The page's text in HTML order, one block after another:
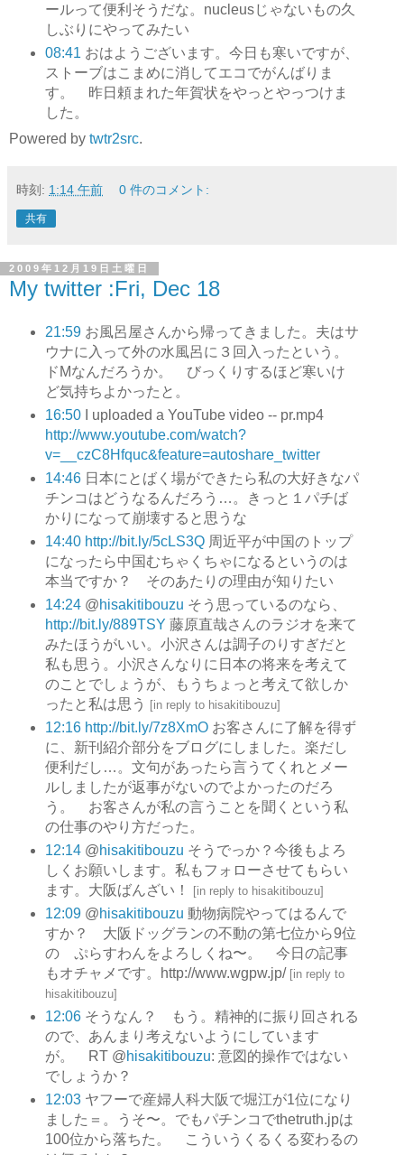
ールって便利そうだな。nucleusじゃないもの久
しぶりにやってみたい
08:41 おはようございます。今日も寒いですが、
ストーブはこまめに消してエコでがんばりま
す。 昨日頼まれた年賀状をやっとやっつけま
した。
Powered by twtr2src.
時刻: 1:14 午前 0 件のコメント:
共有
2009年12月19日土曜日
My twitter :Fri, Dec 18
21:59 お風呂屋さんから帰ってきました。夫はサ
ウナに入って外の水風呂に３回入ったという。
ドMなんだろうか。 びっくりするほど寒いけ
ど気持ちよかったと。
16:50
I uploaded a YouTube video -- pr.mp4
http://www.youtube.com/watch?
v=__czC8Hfquc&feature=autoshare_twitter
14:46 日本にとばく場ができたら私の大好きなパ
チンコはどうなるんだろう…。きっと１パチば
かりになって崩壊すると思うな
14:40 http://bit.ly/5cLS3Q周近平が中国のトップ
になったら中国むちゃくちゃになるというのは
本当ですか？ そのあたりの理由が知りたい
14:24 @hisakitibouzu そう思っているのなら、
http://bit.ly/889TSY 藤原直哉さんのラジオを来て
みたほうがいい。小沢さんは調子のりすぎだと
私も思う。小沢さんなりに日本の将来を考えて
のことでしょうが、もうちょっと考えて欲しか
ったと私は思う
[in reply to hisakitibouzu]
12:16 http://bit.ly/7z8XmOお客さんに了解を得ず
に、新刊紹介部分をブログにしました。楽だし
便利だし…。文句があったら言うてくれとメー
ルしましたが返事がないのでよかったのだろ
う。 お客さんが私の言うことを聞くという私
の仕事のやり方だった。
12:14 @hisakitibouzu そうでっか？今後もよろ
しくお願いします。私もフォローさせてもらい
ます。大阪ばんざい！
[in reply to hisakitibouzu]
12:09 @hisakitibouzu 動物病院やってはるんで
すか？ 大阪ドッグランの不動の第七位から9位
の ぷらすわんをよろしくね〜。 今日の記事
もオチャメです。http://www.wgpw.jp/[in reply to
hisakitibouzu]
12:06 そうなん？ もう。精神的に振り回される
ので、あんまり考えないようにしています
が。 RT @hisakitibouzu: 意図的操作ではない
でしょうか？
12:03 ヤフーで産婦人科大阪で堀江が1位になり
ました＝。うそ〜。でもパチンコでthetruth.jpは
100位から落ちた。 こういうくるくる変わるの